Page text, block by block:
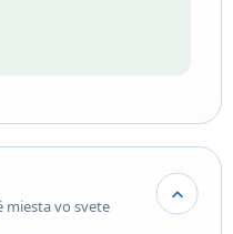
miesta vo svete expand_more